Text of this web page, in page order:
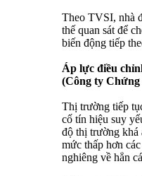
Theo TVSI, nhà
thế quan sát để
biến động tiếp
Áp lực điều
(Công ty
Thị trường tiếp
cố tín hiệu suy
độ thị trường khá
mức thấp hơn
nghiêng về hẳn